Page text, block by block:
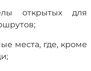
открытых для
места, где, кроме